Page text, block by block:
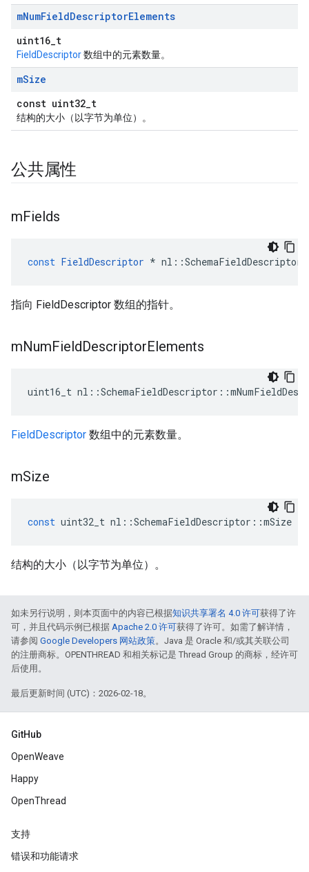
mNumFieldDescriptorElements
uint16_t
FieldDescriptor数组中的元素数量。
mSize
const uint32_t
结构的大小（以字节为单位）。
公共属性
mFields
const FieldDescriptor * nl ::SchemaFieldDescriptor
指向 FieldDescriptor 数组的指针。
mNumFieldDescriptorElements
uint16_t
FieldDescriptor 数组中的元素数量。
mSize
const uint32_t nl ::SchemaFieldDescriptor ::mSize
结构的大小（以字节为单位）。
如未另行说明，则本页面中的内容已根据知识共享署名 4.0 许可获得了许
可，并且代码示例已根据 Apache 2.0 许可获得了许可。如需了解详情，
请参阅 Google Developers 网站政策。Java 是 Oracle 和/或其关联公司
的注册商标。OPENTHREAD 和相关标记是 Thread Group 的商标，经许可
后使用。
最后更新时间 (UTC)：2026-02-18。
GitHub
OpenWeave
Happy
OpenThread
支持
错误和功能请求